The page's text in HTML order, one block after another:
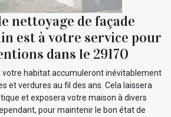
nettoyage de façade
est à votre service pour
dans le 29170
votre habitat accumuleront inévitablement
et verdures au fil des ans. Cela laissera
et exposera votre maison à divers
pour maintenir le bon état de